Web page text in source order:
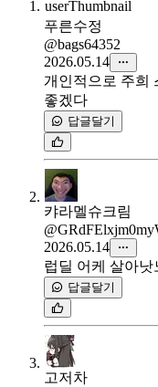
푸른수정
@bags64352
2026.05.14
개인적으로 주희
좋겠다
답글달기
캬라멜슈크림
2026.05.14
럽딜 어케 살아낫
답글달기
고저차